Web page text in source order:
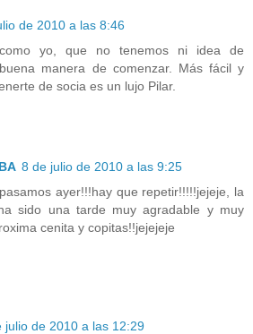
de 2010 a las 8:46
yo, que no tenemos ni idea de
manera de comenzar. Más fácil y
de socia es un lujo Pilar.
8 de julio de 2010 a las 9:25
ayer!!!hay que repetir!!!!!jejeje, la
sido una tarde muy agradable y muy
cenita y copitas!!jejejeje
julio de 2010 a las 12:29